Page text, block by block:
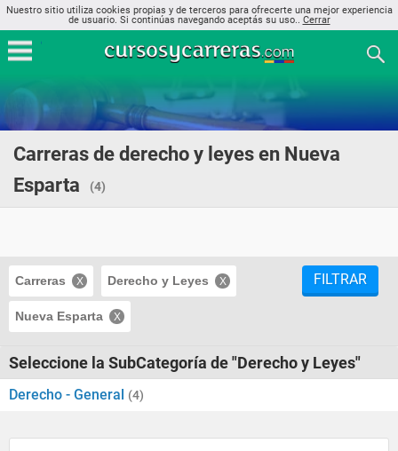
Nuestro sitio utiliza cookies propias y de terceros para ofrecerte una mejor experiencia
de usuario. Si continúas navegando aceptás su uso.. Cerrar
Carreras de derecho y leyes en Nueva
Esparta
(4)
Carreras Derecho y Leyes
Nueva Esparta
FILTRAR
Seleccione la SubCategoría de "Derecho y Leyes"
Derecho - General (4)